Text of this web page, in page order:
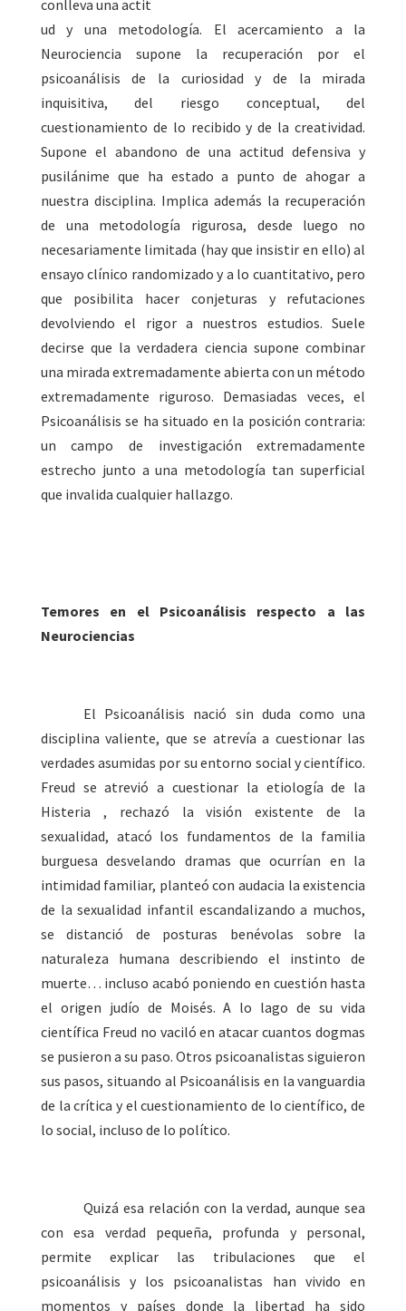
conlleva una actit
ud y una metodología. El acercamiento a la
Neurociencia supone la recuperación por el
psicoanálisis de la curiosidad y de la mirada
inquisitiva, del riesgo conceptual, del
cuestionamiento de lo recibido y de la creatividad.
Supone el abandono de una actitud defensiva y
pusilánime que ha estado a punto de ahogar a
nuestra disciplina. Implica además la recuperación
de una metodología rigurosa, desde luego no
necesariamente limitada (hay que insistir en ello) al
ensayo clínico randomizado y a lo cuantitativo, pero
que posibilita hacer conjeturas y refutaciones
devolviendo el rigor a nuestros estudios. Suele
decirse que la verdadera ciencia supone combinar
una mirada extremadamente abierta con un método
extremadamente riguroso. Demasiadas veces, el
Psicoanálisis se ha situado en la posición contraria:
un campo de investigación extremadamente
estrecho junto a una metodología tan superficial
que invalida cualquier hallazgo.
Temores en el Psicoanálisis respecto a las
Neurociencias
El Psicoanálisis nació sin duda como una
disciplina valiente, que se atrevía a cuestionar las
verdades asumidas por su entorno social y científico.
Freud se atrevió a cuestionar la etiología de la
Histeria , rechazó la visión existente de la
sexualidad, atacó los fundamentos de la familia
burguesa desvelando dramas que ocurrían en la
intimidad familiar, planteó con audacia la existencia
de la sexualidad infantil escandalizando a muchos,
se distanció de posturas benévolas sobre la
naturaleza humana describiendo el instinto de
muerte… incluso acabó poniendo en cuestión hasta
el origen judío de Moisés. A lo lago de su vida
científica Freud no vaciló en atacar cuantos dogmas
se pusieron a su paso. Otros psicoanalistas siguieron
sus pasos, situando al Psicoanálisis en la vanguardia
de la crítica y el cuestionamiento de lo científico, de
lo social, incluso de lo político.
Quizá esa relación con la verdad, aunque sea
con esa verdad pequeña, profunda y personal,
permite explicar las tribulaciones que el
psicoanálisis y los psicoanalistas han vivido en
momentos y países donde la libertad ha sido